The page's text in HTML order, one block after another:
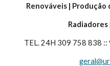
Renováveis |
TEL. 24H 309 758 838